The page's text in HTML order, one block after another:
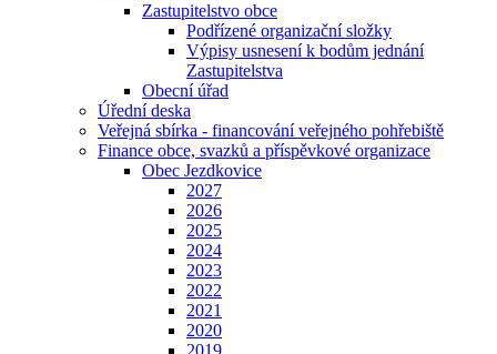
Zastupitelstvo obce
Podřízené organizační složky
Výpisy usnesení k bodům jednání
Zastupitelstva
Obecní úřad
Úřední deska
Veřejná sbírka - financování veřejného pohřebiště
Finance obce, svazků a příspěvkové organizace
Obec Jezdkovice
2027
2026
2025
2024
2023
2022
2021
2020
2019